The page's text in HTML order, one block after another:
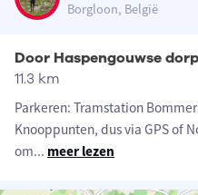
Borgloon, België
Door Haspengouwse
11.3 km
Parkeren: Tramstation
Knooppunten, dus via GPS of
om... meer lezen